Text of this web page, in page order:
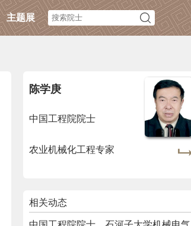
主题展
陈学庚
中国工程院院士
农业机械化工程专家
相关动态